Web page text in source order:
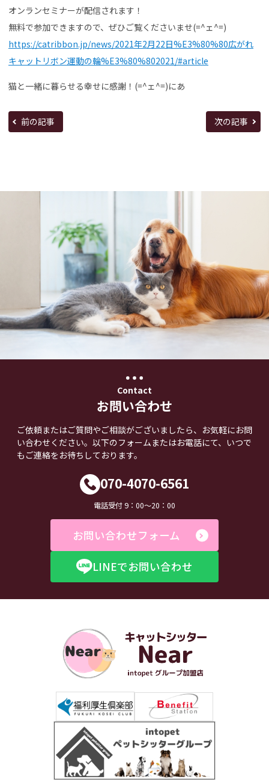
オンランセミナーが配信されます！
無料で参加できますので、ぜひご覧くださいませ(=^ェ^=)
https://catribbon.jp/news/2021年2月22日%E3%80%80広がれ
キャットリボン運動の輪%E3%80%802021/#article
猫と一緒に暮らせる幸せに感謝！(=^ェ^=)にあ
前の記事 次の記事
Contact
お問い合わせ
ご依頼またはご質問やご相談がございましたら、お気軽にお問
い合わせください。以下のフォームまたはお電話にて、いつで
もご連絡をお待ちしております。
070-4070-6561
電話受付 9：00～20：00
お問い合わせフォーム
LINEでお問い合わせ